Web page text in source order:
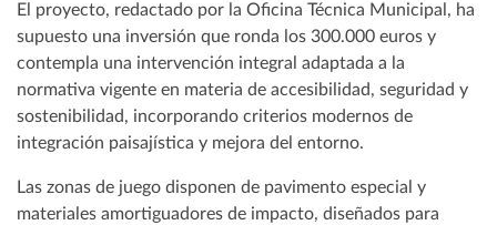
El proyecto, redactado por la Oficina Técnica Municipal, ha
supuesto una inversión que ronda los 300.000 euros y
contempla una intervención integral adaptada a la
normativa vigente en materia de accesibilidad, seguridad y
sostenibilidad, incorporando criterios modernos de
integración paisajística y mejora del entorno.
Las zonas de juego disponen de pavimento especial y
materiales amortiguadores de impacto, diseñados para